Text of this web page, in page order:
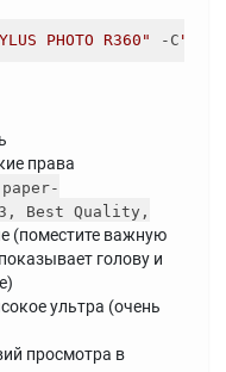
PHOTO R360" -C
права
Best Quality,
(поместите важную
голову и
ультра (очень
просмотра в